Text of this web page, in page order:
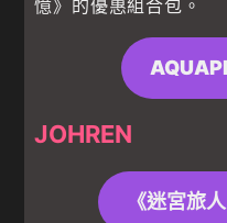
憶》的優惠組合包。
JOHREN
《迷宮旅